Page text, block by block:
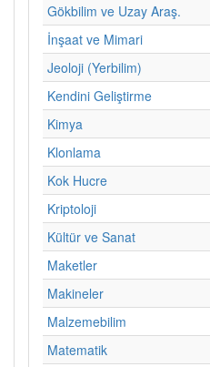
Gökbilim ve Uzay Araş.
İnşaat ve Mimari
Jeoloji (Yerbilim)
Kendini Geliştirme
Kimya
Klonlama
Kok Hucre
Kriptoloji
Kültür ve Sanat
Maketler
Makineler
Malzemebilim
Matematik